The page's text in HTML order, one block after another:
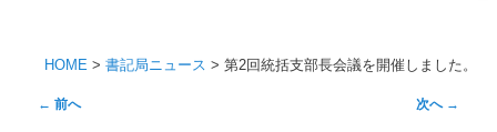
HOME > 書記局ニュース > 第2回統括支部長会議を開催しました。
投
← 前へ 次へ →